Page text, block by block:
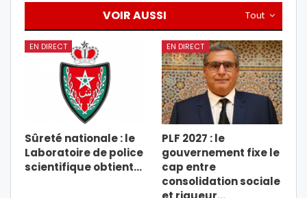
Tout
VOIR AUSSI
EN DIRECT
Sûreté nationale : le
Laboratoire de police
scientifique obtient…
EN DIRECT
PLF 2027 : le
gouvernement fixe le
cap entre
consolidation sociale